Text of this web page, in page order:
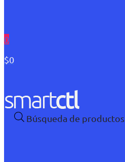
0
$0
Búsqueda de productos